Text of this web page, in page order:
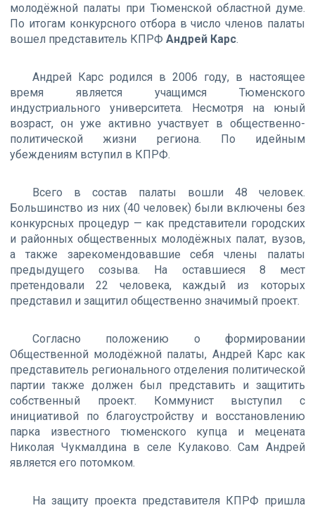
молодёжной палаты при Тюменской областной думе.
По итогам конкурсного отбора в число членов палаты
вошел представитель КПРФАндрей Карс.
Андрей Карс родился в 2006 году, в настоящее
время является учащимся Тюменского
индустриального университета. Несмотря на юный
возраст, он уже активно участвует в общественно-
политической жизни региона. По идейным
убеждениям вступил в КПРФ.
Всего в состав палаты вошли 48 человек.
Большинство из них (40 человек) были включены без
конкурсных процедур — как представители городских
и районных общественных молодёжных палат, вузов,
а также зарекомендовавшие себя члены палаты
предыдущего созыва. На оставшиеся 8 мест
претендовали 22 человека, каждый из которых
представил и защитил общественно значимый проект.
Согласно положению о формировании
Общественной молодёжной палаты, Андрей Карс как
представитель регионального отделения политической
партии также должен был представить и защитить
собственный проект. Коммунист выступил с
инициативой по благоустройству и восстановлению
парка известного тюменского купца и мецената
Николая Чукмалдина в селе Кулаково. Сам Андрей
является его потомком.
На защиту проекта представителя КПРФ пришла